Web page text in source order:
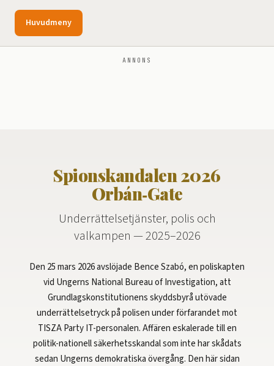
Huvudmeny
ANNONS
Spionskandalen 2026
Orbán‑Gate
Underrättelsetjänster, polis och
valkampen — 2025–2026
Den 25 mars 2026 avslöjade Bence Szabó, en poliskapten
vid Ungerns National Bureau of Investigation, att
Grundlagskonstitutionens skyddsbyrå utövade
underrättelsetryck på polisen under förfarandet mot
TISZA Party IT-personalen. Affären eskalerade till en
politik-nationell säkerhetsskandal som inte har skådats
sedan Ungerns demokratiska övergång. Den här sidan